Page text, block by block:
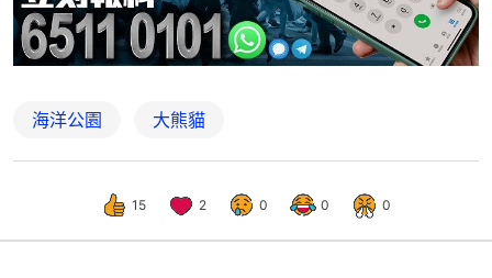
海洋公園 大熊貓
15 2 0 0 0